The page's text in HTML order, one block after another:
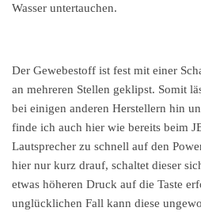
Wasser untertauchen.
Der Gewebestoff ist fest mit einer
an mehreren Stellen geklipst. Somit
bei einigen anderen Herstellern hin
finde ich auch hier wie bereits beim
Lautsprecher zu schnell auf den
hier nur kurz drauf, schaltet dieser
etwas höheren Druck auf die Taste
unglücklichen Fall kann diese